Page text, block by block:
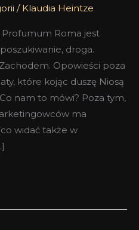
/ Klaudia Heintze
Profumum Roma jest
droga.
Opowieści poza
które kojąc duszę Niosą
nam to mówi? Poza tym,
ma
widać także w